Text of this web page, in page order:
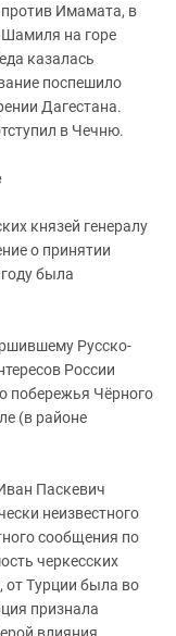
Имамата, в
Шамиля на горе
казалась
поспешило
Дагестана.
в Чечню.
князей генералу
о принятии
была
Русско-
России
побережья Чёрного
(в районе
Паскевич
неизвестного
сообщения по
черкесских
от Турции была во
признала
влияния,